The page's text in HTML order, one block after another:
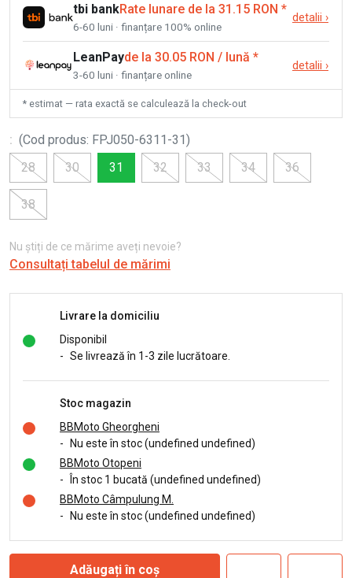
tbi bankRate lunare de la 31.15 RON *
6-60 luni · finanțare 100% online
detalii ›
LeanPayde la 30.05 RON / lună *
3-60 luni · finanțare online
detalii ›
* estimat — rata exactă se calculează la check-out
: (Cod produs: FPJ050-6311-31)
28
30 31 32 33 34 36
38
Nu știți de ce mărime aveți nevoie?
Consultați tabelul de mărimi
Livrare la domiciliu
Disponibil
- Se livrează în 1-3 zile lucrătoare.
Stoc magazin
BBMoto Gheorgheni
-
Nu este în stoc (undefined undefined)
BBMoto Otopeni
-
În stoc 1 bucată (undefined undefined)
BBMoto Câmpulung M.
-
Nu este în stoc (undefined undefined)
Adăugați în coș